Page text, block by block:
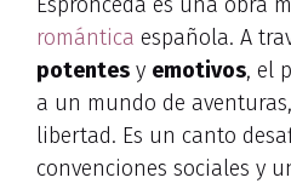
romántica española. A
potentes y emotivos, el
a un mundo de
libertad. Es un canto
convenciones sociales y